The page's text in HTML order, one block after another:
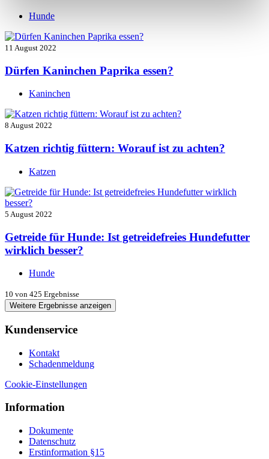
Hunde
11 August 2022
Dürfen Kaninchen Paprika essen?
Kaninchen
8 August 2022
Katzen richtig füttern: Worauf ist zu achten?
Katzen
5 August 2022
Getreide für Hunde: Ist getreidefreies Hundefutter
wirklich besser?
Hunde
10 von 425 Ergebnisse
Weitere Ergebnisse anzeigen
Kundenservice
Kontakt
Schadenmeldung
Cookie-Einstellungen
Information
Dokumente
Datenschutz
Erstinformation §15